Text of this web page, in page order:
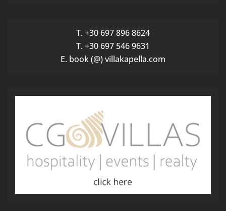
T. +30 697 896 8624
T. +30 697 546 9631
E. book (@) villakapella.com